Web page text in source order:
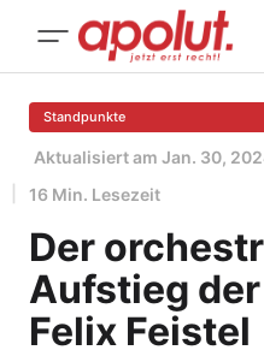
Standpunkte
Aktualisiert am Jan. 30,
16 Min. Lesezeit
Der
Aufstieg
Felix Feistel